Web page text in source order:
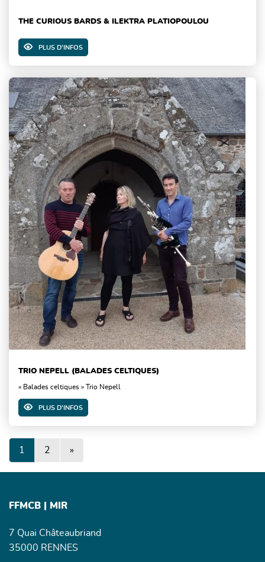
THE CURIOUS BARDS & ILEKTRA PLATIOPOULOU
PLUS D'INFOS
TRIO NEPELL (BALADES CELTIQUES)
« Balades celtiques » Trio Nepell
PLUS D'INFOS
1 2 »
FFMCB | MIR
7 Quai Châteaubriand
35000 RENNES